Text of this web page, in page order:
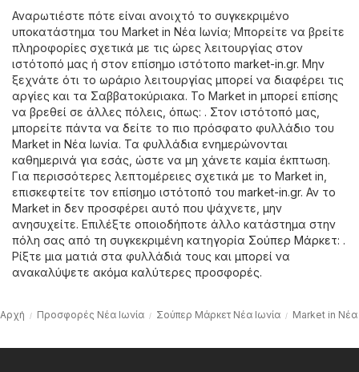
Αναρωτιέστε πότε είναι ανοιχτό το συγκεκριμένο
υποκατάστημα του Market in Νέα Ιωνία; Μπορείτε να βρείτε
πληροφορίες σχετικά με τις ώρες λειτουργίας στον
ιστότοπό μας ή στον επίσημο ιστότοπο market-in.gr. Μην
ξεχνάτε ότι το ωράριο λειτουργίας μπορεί να διαφέρει τις
αργίες και τα Σαββατοκύριακα. Το Market in μπορεί επίσης
να βρεθεί σε άλλες πόλεις, όπως: . Στον ιστότοπό μας,
μπορείτε πάντα να δείτε το πιο πρόσφατο φυλλάδιο του
Market in Νέα Ιωνία. Τα φυλλάδια ενημερώνονται
καθημερινά για εσάς, ώστε να μη χάνετε καμία έκπτωση.
Για περισσότερες λεπτομέρειες σχετικά με το Market in,
επισκεφτείτε τον επίσημο ιστότοπό του market-in.gr. Αν το
Market in δεν προσφέρει αυτό που ψάχνετε, μην
ανησυχείτε. Επιλέξτε οποιοδήποτε άλλο κατάστημα στην
πόλη σας από τη συγκεκριμένη κατηγορία Σούπερ Μάρκετ: .
Ρίξτε μια ματιά στα φυλλάδιά τους και μπορεί να
ανακαλύψετε ακόμα καλύτερες προσφορές.
Αρχή Προσφορές Νέα Ιωνία Σούπερ Μάρκετ Νέα Ιωνία Market in Νέα